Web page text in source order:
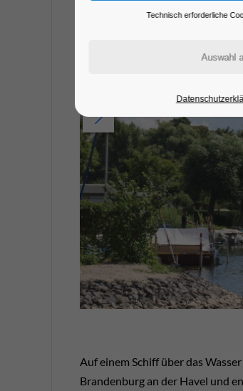
Auf einem Schiff über das
Brandenburg an der Havel und
Technisch erforderliche